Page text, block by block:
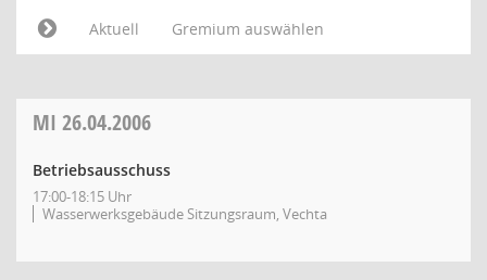
Aktuell
Gremium auswählen
MI 26.04.2006
Betriebsausschuss
17:00-18:15 Uhr
Wasserwerksgebäude Sitzungsraum, Vechta